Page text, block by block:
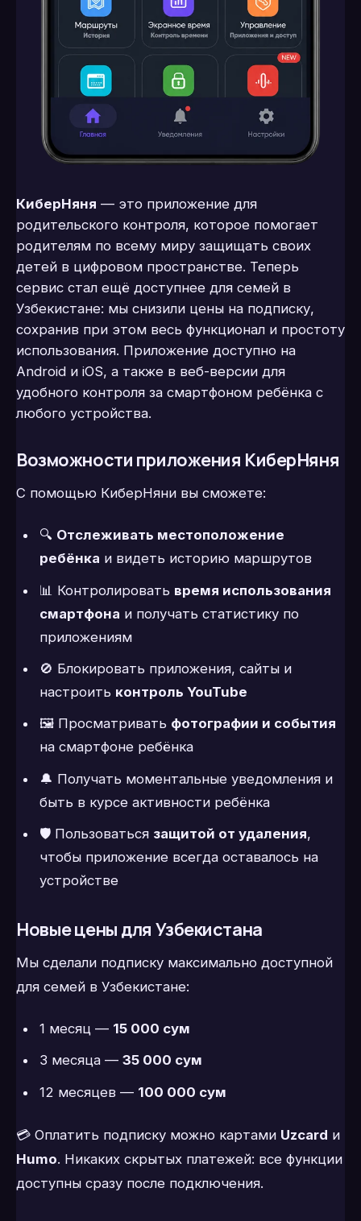
КиберНяня — это приложение для
родительского контроля, которое помогает
родителям по всему миру защищать своих
детей в цифровом пространстве. Теперь
сервис стал ещё доступнее для семей в
Узбекистане: мы снизили цены на подписку,
сохранив при этом весь функционал и простоту
использования. Приложение доступно на
Android и iOS, а также в веб-версии для
удобного контроля за смартфоном ребёнка с
любого устройства.
Возможности приложения КиберНяня
С помощью КиберНяни вы сможете:
🔍 Отслеживать местоположение
ребёнка и видеть историю маршрутов
📊 Контролировать время использования
смартфона и получать статистику по
приложениям
🚫 Блокировать приложения, сайты и
настроить контроль YouTube
🖼 Просматривать фотографии и события
на смартфоне ребёнка
🔔 Получать моментальные уведомления и
быть в курсе активности ребёнка
🛡 Пользоваться защитой от удаления,
чтобы приложение всегда оставалось на
устройстве
Новые цены для Узбекистана
Мы сделали подписку максимально доступной
для семей в Узбекистане:
1 месяц — 15 000 сум
3 месяца — 35 000 сум
12 месяцев — 100 000 сум
💳 Оплатить подписку можно картами Uzcard и
Humo. Никаких скрытых платежей: все функции
доступны сразу после подключения.